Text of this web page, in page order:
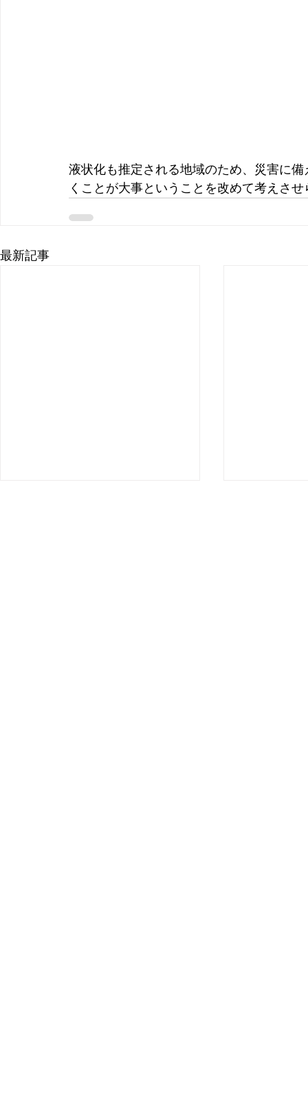
液状化も推定される地域のため、 災害に
くことが大事ということを改めて考えさ
最新記事